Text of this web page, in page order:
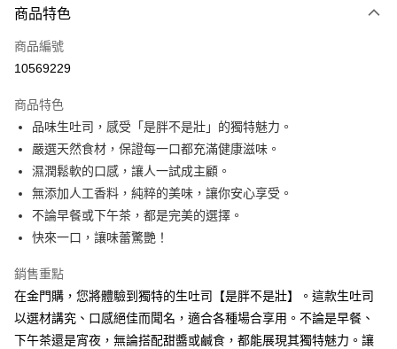
信用卡一次付款
LINE Pay
街口支付
悠遊付
全盈+PAY
AFTEE先享後付
相關說明
AFTEE先享後付是「在收到商品之後才付款」的支付方式。 讓您購物簡單
便利好安心！
１．簡單：不需註冊會員、不需綁卡、不需儲值。
２．便利：只要手機號碼，簡訊認證，即可結帳。
３．安心：先確認商品／服務後，再付款。
ATM付款
運送方式
商品特色
商品編號
10569229
商品特色
品味生吐司，感受「是胖不是壯」的獨特魅力。
嚴選天然食材，保證每一口都充滿健康滋味。
濕潤鬆軟的口感，讓人一試成主顧。
無添加人工香料，純粹的美味，讓你安心享受。
不論早餐或下午茶，都是完美的選擇。
快來一口，讓味蕾驚艷！
銷售重點
在金門購，您將體驗到獨特的生吐司【是胖不是壯】。這款生吐司
以選材講究、口感絕佳而聞名，適合各種場合享用。不論是早餐、
下午茶還是宵夜，無論搭配甜醬或鹹食，都能展現其獨特魅力。讓